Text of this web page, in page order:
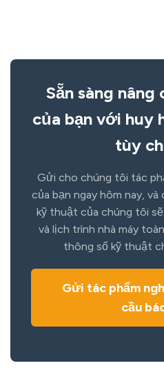
Sẵn sàng nâng
của bạn với huy
tùy
Gửi cho chúng tôi tác
của bạn ngay hôm nay,
kỹ thuật của chúng tôi
và lịch trình nhà máy
thông số kỹ thuật
Gửi tác phẩm
cầu